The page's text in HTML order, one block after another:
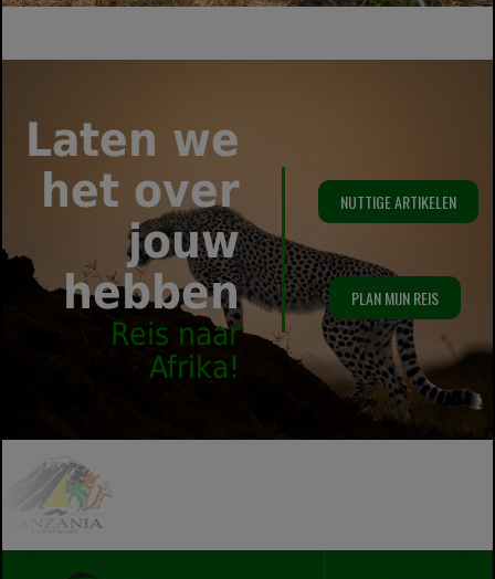
Laten we
het over
jouw
hebben
Reis naar
Afrika!
NUTTIGE ARTIKELEN
PLAN MIJN REIS